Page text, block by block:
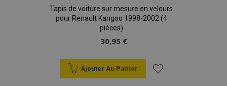
Tapis de voiture sur mesure en velours
pour Renault Kangoo 1998-2002 (4
pièces)
30,95 €
Ajouter Au Panier